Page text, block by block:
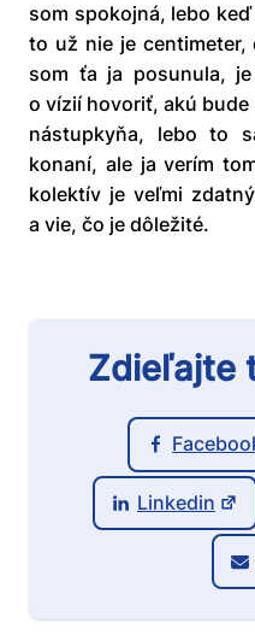
som spokojná, lebo
to už nie je
som ťa ja posunula,
o vízií hovoriť, akú
nástupkyňa, lebo to
konaní, ale ja verím
kolektív je veľmi
a vie, čo je dôležité.
Zdieľajte
Linkedin